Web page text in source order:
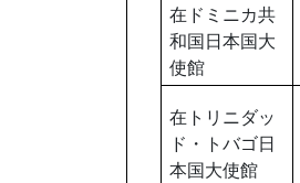
在ドミニカ共
和国日本国大
使館
在トリニダッ
ド・トバゴ日
本国大使館